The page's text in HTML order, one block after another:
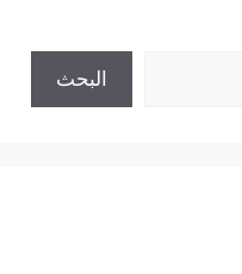
البحث